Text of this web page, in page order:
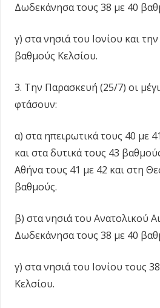
Δωδεκάνησα τους 38 με 40
γ) στα νησιά του Ιονίου και
βαθμούς Κελσίου.
3. Την Παρασκευή (25/7) οι
φτάσουν:
α) στα ηπειρωτικά τους 40 με
και στα δυτικά τους 43
Αθήνα τους 41 με 42 και στη
βαθμούς.
β) στα νησιά του Ανατολικού
Δωδεκάνησα τους 38 με 40
γ) στα νησιά του Ιονίου τους
Κελσίου.